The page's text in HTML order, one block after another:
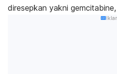
diresepkan yakni gemcitabine,
Iklan